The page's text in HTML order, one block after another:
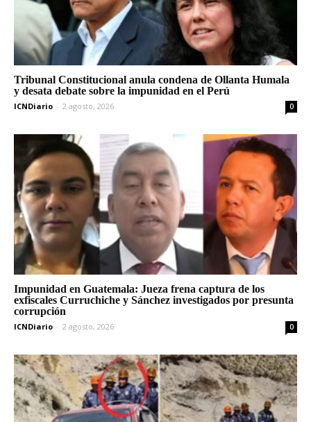
Tribunal Constitucional anula condena de Ollanta Humala
y desata debate sobre la impunidad en el Perú
ICNDiario - 2 agosto, 2026 0
Impunidad en Guatemala: Jueza frena captura de los
exfiscales Curruchiche y Sánchez investigados por presunta
corrupción
ICNDiario - 2 agosto, 2026 0